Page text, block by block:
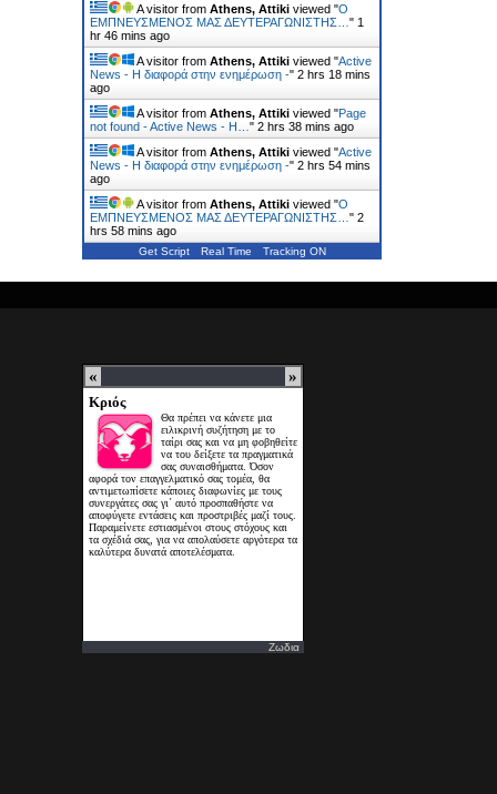
A visitor from Athens, Attiki viewed "Ο
ΕΜΠΝΕΥΣΜΕΝΟΣ ΜΑΣ ΔΕΥΤΕΡΑΓΩΝΙΣΤΗΣ… " 1
hr 46 mins ago
A visitor from Athens, Attiki viewed "Active
News - Η διαφορά στην ενημέρωση -" 2 hrs 18 mins
ago
A visitor from Athens, Attiki viewed "Page
not found - Active News - Η… " 2 hrs 38 mins ago
A visitor from Athens, Attiki viewed "Active
News - Η διαφορά στην ενημέρωση -" 2 hrs 54 mins
ago
A visitor from Athens, Attiki viewed "Ο
ΕΜΠΝΕΥΣΜΕΝΟΣ ΜΑΣ ΔΕΥΤΕΡΑΓΩΝΙΣΤΗΣ… " 2
hrs 58 mins ago
Get Script Real Time Tracking ON
Ζωδια